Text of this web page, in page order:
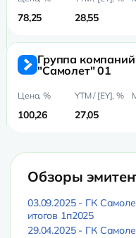
78,25 28,55
Группа компаний
"Самолет" 01
100,26 27,05
Обзоры
03.09.2025 - ГК
итогов 1п2025
29.04.2025 - ГК